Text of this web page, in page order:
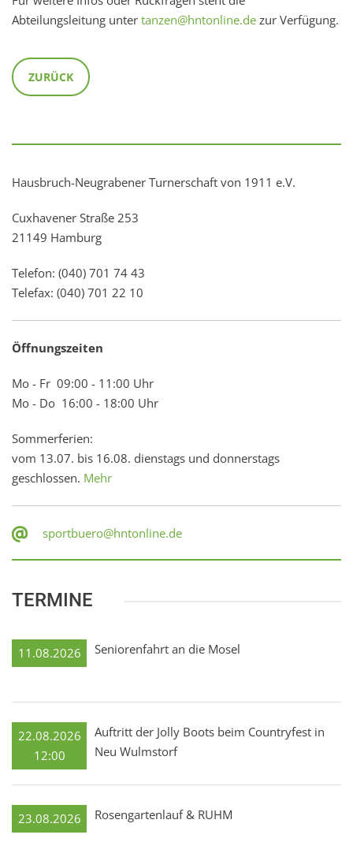
Abteilungsleitung unter tanzen@hntonline.de zur Verfügung.
ZURÜCK
Hausbruch-Neugrabener Turnerschaft von 1911 e.V.
Cuxhavener Straße 253
21149 Hamburg
Telefon: (040) 701 74 43
Telefax: (040) 701 22 10
Öffnungszeiten
Mo - Fr 09:00 - 11:00 Uhr
Mo - Do 16:00 - 18:00 Uhr
Sommerferien:
vom 13.07. bis 16.08. dienstags und donnerstags
geschlossen. Mehr
sportbuero@hntonline.de
TERMINE
11.08.2026 Seniorenfahrt an die Mosel
22.08.2026
12:00
Auftritt der Jolly Boots beim Countryfest in
Neu Wulmstorf
23.08.2026 Rosengartenlauf & RUHM